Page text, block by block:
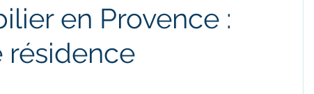
en Provence :